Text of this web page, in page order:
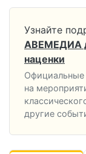
Узнайте
АВЕМЕДИА
наценки
Официальные
на
другие